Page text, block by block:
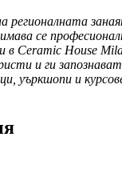
регионалната
се
в Ceramic House
и ги
уъркшопи и